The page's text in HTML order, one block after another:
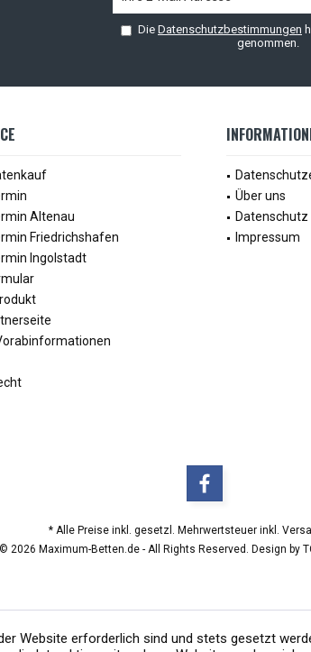
Die Datenschutzbestimmungen
genommen.
Altenau
Friedrichshafen
Ingolstadt
Über uns
Datenschutz
Impressum
* Alle Preise inkl. gesetzl. Mehrwertsteuer inkl.
© 2026 Maximum-Betten.de - All Rights Reserved. Design by
Website erforderlich sind und stets gesetzt